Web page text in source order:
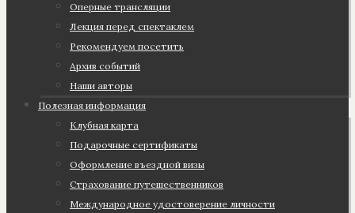
Оперные трансляции
Лекция перед спектаклем
Рекомендуем посетить
Архив событий
Наши авторы
Полезная информация
Клубная карта
Подарочные сертификаты
Оформление въездной визы
Страхование путешественников
Международное удостоверение личности